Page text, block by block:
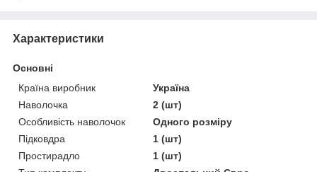
Характеристики
Основні
Країна виробник
Україна
Наволочка
2 (шт)
Особливість наволочок
Одного розміру
Підковдра
1 (шт)
Простирадло
1 (шт)